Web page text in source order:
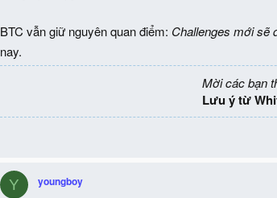
BTC vẫn giữ nguyên quan điểm: Challenges mới sẽ
nay.
Mời các bạn
Lưu ý từ
Y youngboy